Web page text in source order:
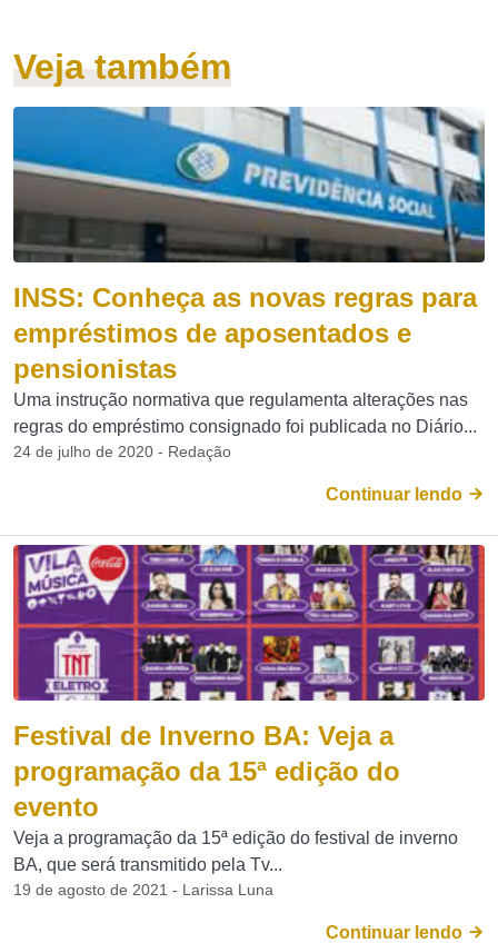
Veja também
INSS: Conheça as novas regras para
empréstimos de aposentados e
pensionistas
Uma instrução normativa que regulamenta alterações nas
regras do empréstimo consignado foi publicada no Diário...
24 de julho de 2020 - Redação
Continuar lendo
Festival de Inverno BA: Veja a
programação da 15ª edição do
evento
Veja a programação da 15ª edição do festival de inverno
BA, que será transmitido pela Tv...
19 de agosto de 2021 - Larissa Luna
Continuar lendo